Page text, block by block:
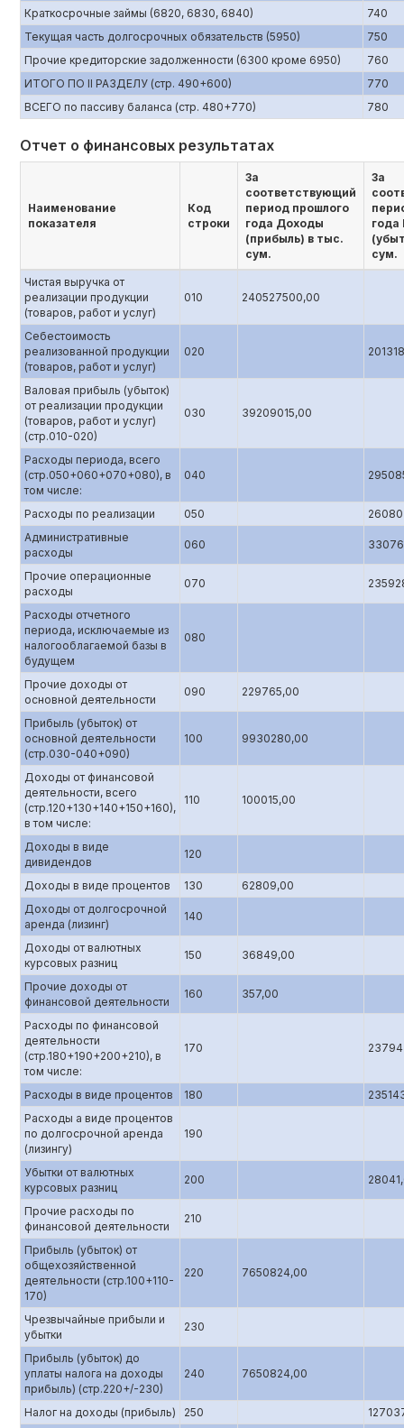
Краткосрочные займы (6820, 6830, 6840)
740
Текущая часть долгосрочных обязательств (5950)
750
Прочие кредиторские задолженности (6300 кроме 6950)
760
ИТОГО ПО II РАЗДЕЛУ (стр. 490+600)
770
ВСЕГО по пассиву баланса (стр. 480+770)
780
Отчет о финансовых результатах
Наименование
показателя
Код
строки
За
соответствующий
период прошлого
года Доходы
(прибыль) в тыс.
сум.
За
года
сум.
Чистая выручка от
реализации продукции
(товаров, работ и услуг)
010 240527500,00
Себестоимость
реализованной продукции
(товаров, работ и услуг)
020
Валовая прибыль (убыток)
от реализации продукции
(товаров, работ и услуг)
(стр.010-020)
030 39209015,00
Расходы периода, всего
(стр.050+060+070+080), в
том числе:
040
Расходы по реализации 050
Административные
расходы
060
Прочие операционные
расходы
070
Расходы отчетного
периода, исключаемые из
налогооблагаемой базы в
будущем
080
Прочие доходы от
основной деятельности
090 229765,00
Прибыль (убыток) от
основной деятельности
(стр.0З0-040+090)
100 9930280,00
Доходы от финансовой
деятельности, всего
(стр.120+130+140+150+160),
в том числе:
110 100015,00
Доходы в виде
дивидендов
120
Доходы в виде процентов 130
62809,00
Доходы от долгосрочной
аренда (лизинг)
140
Доходы от валютных
курсовых разниц
150 36849,00
Прочие доходы от
финансовой деятельности
160 357,00
Расходы по финансовой
деятельности
(стр.180+190+200+210), в
том числе:
170
Расходы в виде процентов 180
Расходы а виде процентов
по долгосрочной аренда
(лизингу)
190
Убытки от валютных
курсовых разниц
200
Прочие расходы по
финансовой деятельности
210
Прибыль (убыток) от
общехозяйственной
деятельности (стр.100+110-
170)
220 7650824,00
Чрезвычайные прибыли и
убытки
230
Прибыль (убыток) до
уплаты налога на доходы
прибыль) (стр.220+/-230)
240 7650824,00
Налог на доходы (прибыль) 250